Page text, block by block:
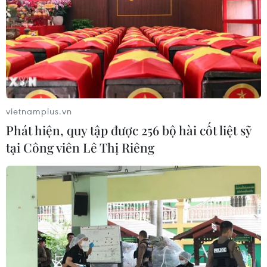
tuyến trên Cổng Dịch vụ công
10/08/2026 05:56
Tính bổ trợ cao giữa Việt Nam và Trung Quốc trong
hợp tác đầu tư chuỗi cung ứng
10/08/2026 05:50
vietnamplus.vn
Phát hiện, quy tập được 256 bộ hài cốt liệt sỹ
tại Công viên Lê Thị Riêng